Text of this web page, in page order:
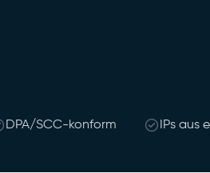
DPA/SCC-konform IPs aus